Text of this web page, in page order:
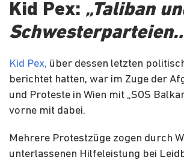
Kid Pex: „Taliban
Kid Pex, über dessen letzten
berichtet hatten, war im Zuge der
und Proteste in Wien mit „SOS
vorne mit dabei.
Mehrere Protestzüge zogen durch
unterlassenen Hilfeleistung bei